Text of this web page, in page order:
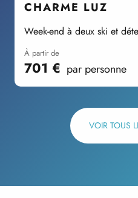
CHARME LUZ
Week-end à deux ski et
à partir de
701 € par personne
VOIR TOUS